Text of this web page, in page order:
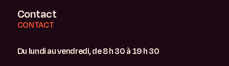
Contact
CONTACT
Du lundi au vendredi, de 8 h 30 à 19 h 30